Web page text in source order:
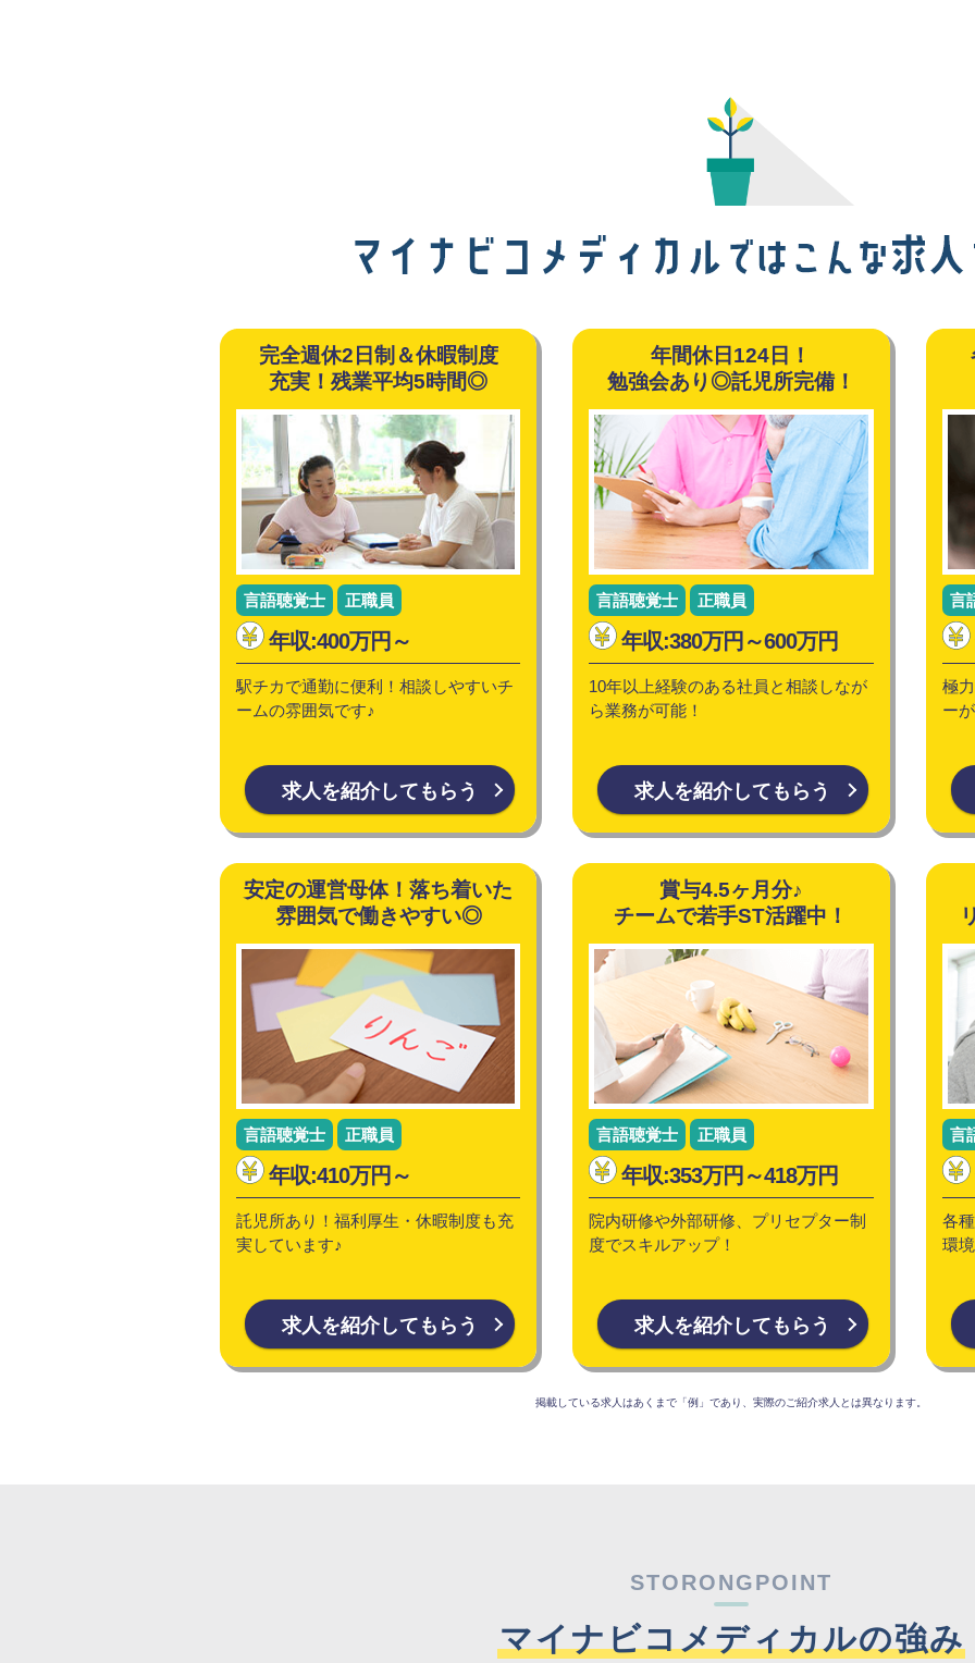
完全週休2日制＆休暇制度
充実！残業平均5時間◎
言語聴覚士 正職員
年収:400万円～
駅チカで通勤に便利！相談しやすいチ
ームの雰囲気です♪
求人を紹介してもらう
年間休日124日！
勉強会あり◎託児所完備！
言語聴覚士 正職員
年収:380万円～600万円
10年以上経験のある社員と相談しなが
ら業務が可能！
求人を紹介してもらう
言
極
ー
安定の運営母体！落ち着いた
雰囲気で働きやすい◎
言語聴覚士 正職員
年収:410万円～
託児所あり！福利厚生・休暇制度も充
実しています♪
求人を紹介してもらう
賞与4.5ヶ月分♪
チームで若手ST活躍中！
言語聴覚士 正職員
年収:353万円～418万円
院内研修や外部研修、プリセプター制
度でスキルアップ！
求人を紹介してもらう
言
各
環
掲載している求人はあくまで「例」であり、実際のご紹介求人とは異なります。
STORONGPOINT
マイナビコメディカルの強み